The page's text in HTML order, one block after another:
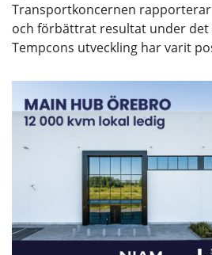
Transportkoncernen
och förbättrat resultat under det
Tempcons utveckling har varit